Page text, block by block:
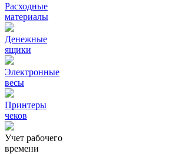
Расходные
материалы
Денежные
ящики
Электронные
весы
Принтеры
чеков
Учет рабочего
времени